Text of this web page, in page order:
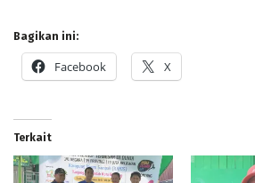
Bagikan ini:
Facebook X
Terkait